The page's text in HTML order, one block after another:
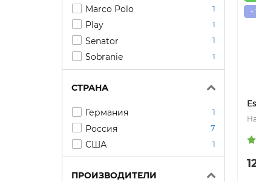
Marco Polo 1
Play 1
Senator 1
Sobranie 1
СТРАНА
Германия 1
Россия 7
США 1
ПРОИЗВОДИТЕЛИ
+